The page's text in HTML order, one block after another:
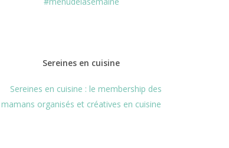
Sereines en cuisine